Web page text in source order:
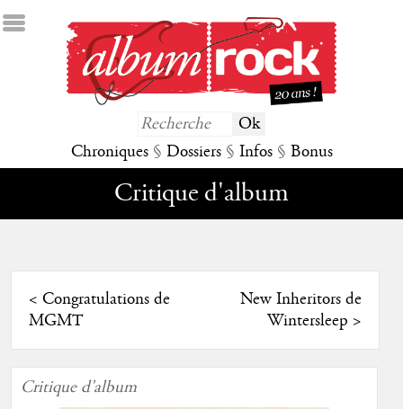
Chroniques § Dossiers § Infos § Bonus
Critique d'album
< Congratulations de
MGMT
New Inheritors de
Wintersleep >
Critique d'album